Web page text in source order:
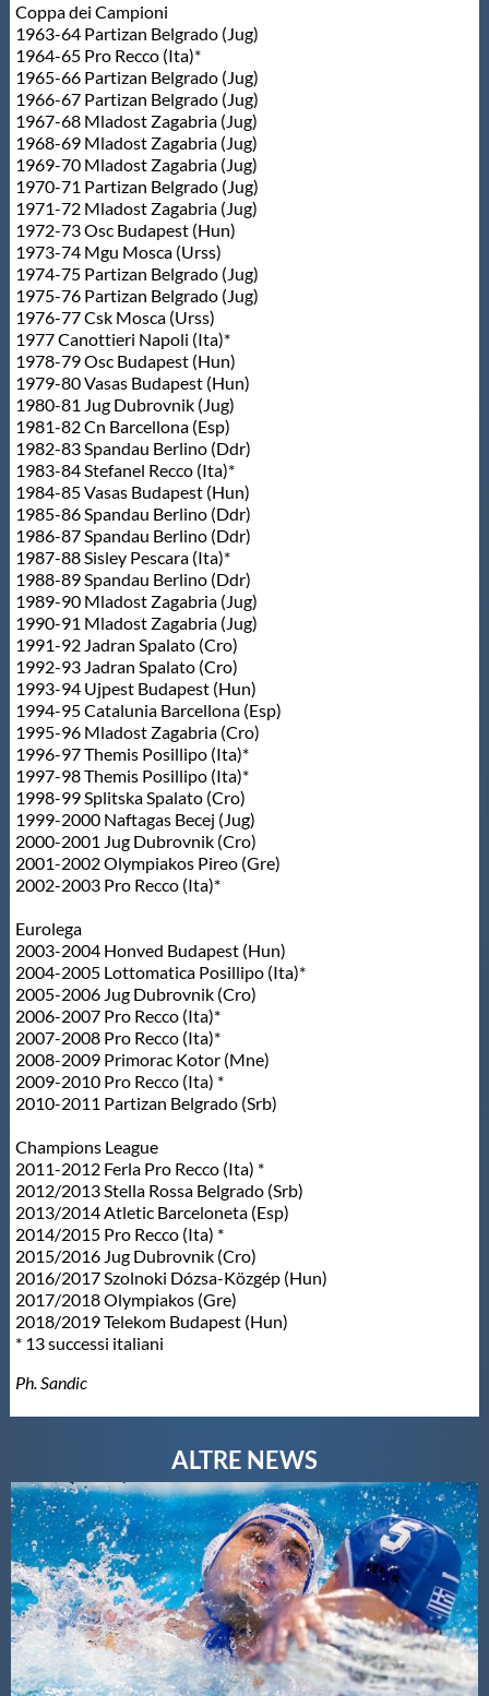
Coppa dei Campioni
1963-64 Partizan Belgrado (Jug)
1964-65 Pro Recco (Ita)*
1965-66 Partizan Belgrado (Jug)
1966-67 Partizan Belgrado (Jug)
1967-68 Mladost Zagabria (Jug)
1968-69 Mladost Zagabria (Jug)
1969-70 Mladost Zagabria (Jug)
1970-71 Partizan Belgrado (Jug)
1971-72 Mladost Zagabria (Jug)
1972-73 Osc Budapest (Hun)
1973-74 Mgu Mosca (Urss)
1974-75 Partizan Belgrado (Jug)
1975-76 Partizan Belgrado (Jug)
1976-77 Csk Mosca (Urss)
1977 Canottieri Napoli (Ita)*
1978-79 Osc Budapest (Hun)
1979-80 Vasas Budapest (Hun)
1980-81 Jug Dubrovnik (Jug)
1981-82 Cn Barcellona (Esp)
1982-83 Spandau Berlino (Ddr)
1983-84 Stefanel Recco (Ita)*
1984-85 Vasas Budapest (Hun)
1985-86 Spandau Berlino (Ddr)
1986-87 Spandau Berlino (Ddr)
1987-88 Sisley Pescara (Ita)*
1988-89 Spandau Berlino (Ddr)
1989-90 Mladost Zagabria (Jug)
1990-91 Mladost Zagabria (Jug)
1991-92 Jadran Spalato (Cro)
1992-93 Jadran Spalato (Cro)
1993-94 Ujpest Budapest (Hun)
1994-95 Catalunia Barcellona (Esp)
1995-96 Mladost Zagabria (Cro)
1996-97 Themis Posillipo (Ita)*
1997-98 Themis Posillipo (Ita)*
1998-99 Splitska Spalato (Cro)
1999-2000 Naftagas Becej (Jug)
2000-2001 Jug Dubrovnik (Cro)
2001-2002 Olympiakos Pireo (Gre)
2002-2003 Pro Recco (Ita)*
Eurolega
2003-2004 Honved Budapest (Hun)
2004-2005 Lottomatica Posillipo (Ita)*
2005-2006 Jug Dubrovnik (Cro)
2006-2007 Pro Recco (Ita)*
2007-2008 Pro Recco (Ita)*
2008-2009 Primorac Kotor (Mne)
2009-2010 Pro Recco (Ita) *
2010-2011 Partizan Belgrado (Srb)
Champions League
2011-2012 Ferla Pro Recco (Ita) *
2012/2013 Stella Rossa Belgrado (Srb)
2013/2014 Atletic Barceloneta (Esp)
2014/2015 Pro Recco (Ita) *
2015/2016 Jug Dubrovnik (Cro)
2016/2017 Szolnoki Dózsa-Közgép (Hun)
2017/2018 Olympiakos (Gre)
2018/2019 Telekom Budapest (Hun)
* 13 successi italiani
Ph. Sandic